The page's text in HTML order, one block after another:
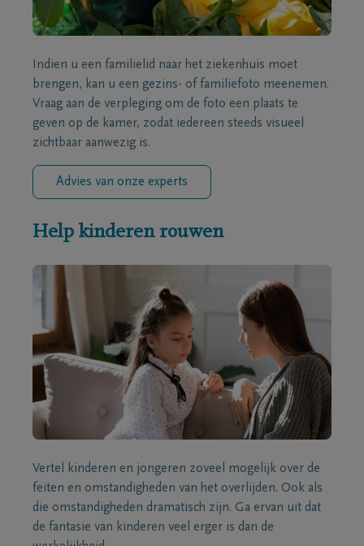
Indien u een familielid naar het ziekenhuis moet
brengen, kan u een gezins- of familiefoto meenemen.
Vraag aan de verpleging om de foto een plaats te
geven op de kamer, zodat iedereen steeds visueel
zichtbaar aanwezig is.
Advies van onze experts
Help kinderen rouwen
Vertel kinderen en jongeren zoveel mogelijk over de
feiten en omstandigheden van het overlijden. Ook als
die omstandigheden dramatisch zijn. Ga ervan uit dat
de fantasie van kinderen veel erger is dan de